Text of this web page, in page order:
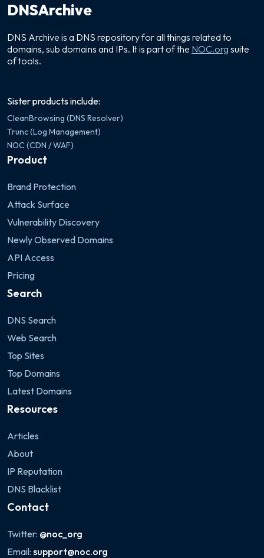
DNSArchive
DNS Archive is a DNS repository for all things related to
domains, sub domains and IPs. It is part of the NOC.org suite
of tools.
Sister products include:
CleanBrowsing (DNS Resolver)
Trunc (Log Management)
NOC (CDN / WAF)
Product
Brand Protection
Attack Surface
Vulnerability Discovery
Newly Observed Domains
API Access
Pricing
Search
DNS Search
Web Search
Top Sites
Top Domains
Latest Domains
Resources
Articles
About
IP Reputation
DNS Blacklist
Contact
Twitter: @noc_org
Email: support@noc.org